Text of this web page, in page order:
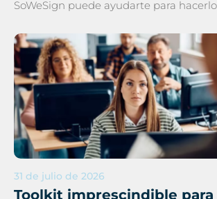
SoWeSign puede ayudarte para
31 de julio de 2026
Toolkit imprescindible para